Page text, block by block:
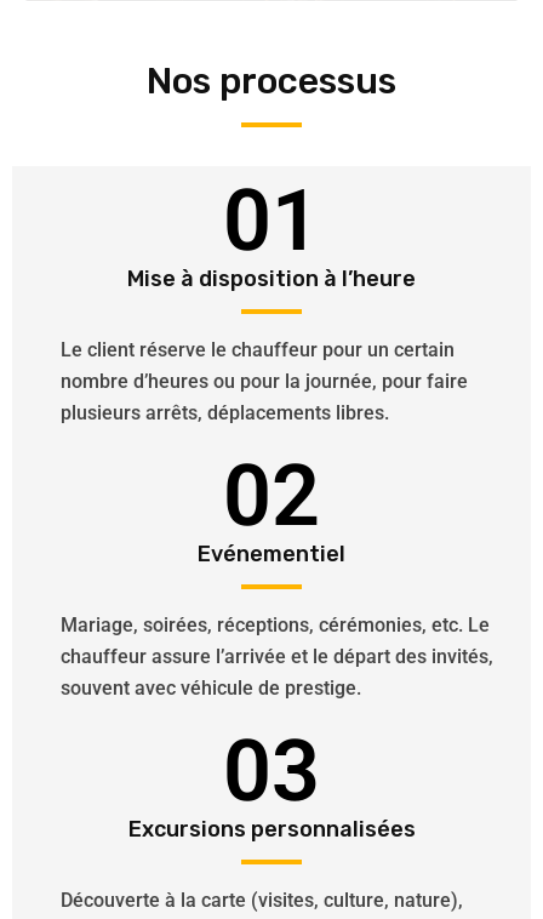
Nos processus
01
Mise à disposition à l’heure
Le client réserve le chauffeur pour un certain
nombre d’heures ou pour la journée, pour faire
plusieurs arrêts, déplacements libres.
02
Evénementiel
Mariage, soirées, réceptions, cérémonies, etc. Le
chauffeur assure l’arrivée et le départ des invités,
souvent avec véhicule de prestige.
03
Excursions personnalisées
Découverte à la carte (visites, culture, nature),